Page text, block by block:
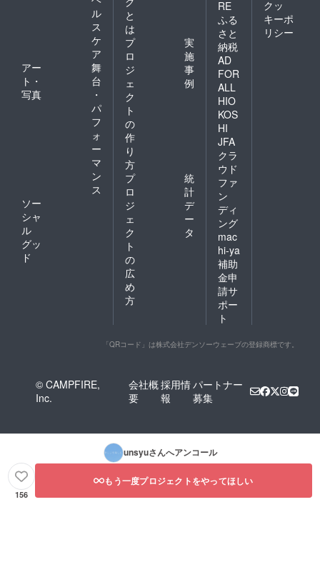
ル
ス
ケ
ア
アー
ト・
写真
舞
台
・
パ
フ
ォ
ー
マ
ン
ス
ソー
シャ
ル
グッ
ド
と
は
プ
ロ
ジ
ェ
ク
ト
の
作
り
方
実
施
事
例
プ
ロ
ジ
ェ
ク
ト
の
広
め
方
統
計
デ
ー
タ
RE
ふる
さと
納税
AD
FOR
ALL
HIO
KOS
HI
JFA
クラ
ウド
ファ
ン
ディ
ング
mac
hi-ya
補助
金申
請サ
ポー
ト
クッ
キーポ
リシー
「QRコード」は株式会社デンソーウェーブの登録商標です。
© CAMPFIRE,
Inc.
会社概
要
採用情
報
パートナー
募集
unsyuさんへアンコール
156
もう一度プロジェクトをやってほしい